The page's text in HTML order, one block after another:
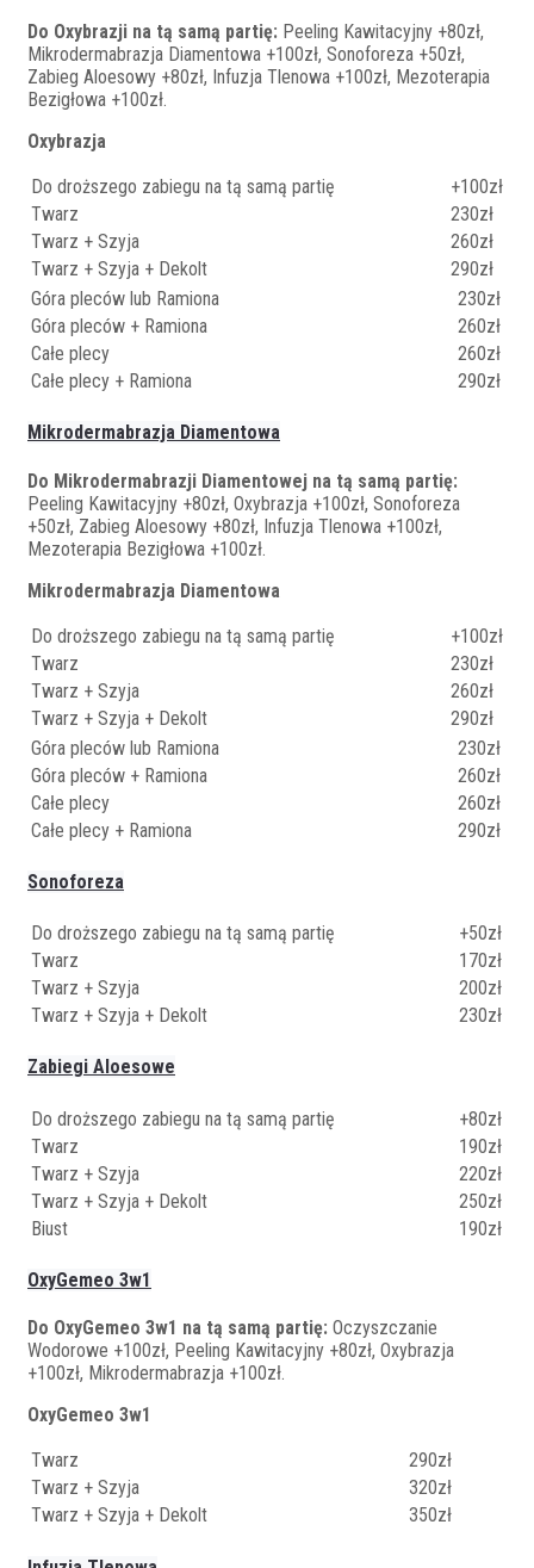
Do Oxybrazji na tą samą partię: Peeling Kawitacyjny +80zł,
Mikrodermabrazja Diamentowa +100zł, Sonoforeza +50zł,
Zabieg Aloesowy +80zł, Infuzja Tlenowa +100zł, Mezoterapia
Bezigłowa +100zł.
Oxybrazja
Do droższego zabiegu na tą samą partię
+100zł
Twarz
230zł
Twarz + Szyja
260zł
Twarz + Szyja + Dekolt
290zł
Góra pleców lub Ramiona
230zł
Góra pleców + Ramiona
260zł
Całe plecy
260zł
Całe plecy + Ramiona
290zł
Mikrodermabrazja Diamentowa
Do Mikrodermabrazji Diamentowej na tą samą partię:
Peeling Kawitacyjny +80zł, Oxybrazja +100zł, Sonoforeza
+50zł, Zabieg Aloesowy +80zł, Infuzja Tlenowa +100zł,
Mezoterapia Bezigłowa +100zł.
Mikrodermabrazja Diamentowa
Do droższego zabiegu na tą samą partię
+100zł
Twarz
230zł
Twarz + Szyja
260zł
Twarz + Szyja + Dekolt
290zł
Góra pleców lub Ramiona
230zł
Góra pleców + Ramiona
260zł
Całe plecy
260zł
Całe plecy + Ramiona
290zł
Sonoforeza
Do droższego zabiegu na tą samą partię
+50zł
Twarz
170zł
Twarz + Szyja
200zł
Twarz + Szyja + Dekolt
230zł
Zabiegi Aloesowe
Do droższego zabiegu na tą samą partię
+80zł
Twarz
190zł
Twarz + Szyja
220zł
Twarz + Szyja + Dekolt
250zł
Biust
190zł
OxyGemeo 3w1
Do OxyGemeo 3w1 na tą samą partię: Oczyszczanie
Wodorowe +100zł, Peeling Kawitacyjny +80zł, Oxybrazja
+100zł, Mikrodermabrazja +100zł.
OxyGemeo 3w1
Twarz
290zł
Twarz + Szyja
320zł
Twarz + Szyja + Dekolt
350zł